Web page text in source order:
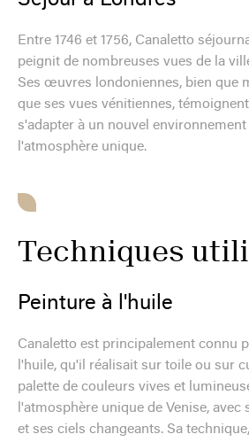
Entre 1746 et 1756, Canaletto
peignit de nombreuses vues de la
Ses œuvres londoniennes, bien que
que ses vues vénitiennes,
s'adapter à un nouvel
l'atmosphère unique.
Techniques
Peinture à l'huile
Canaletto est principalement connu
l'huile, qu'il réalisait sur toile ou sur
palette de couleurs vives et
l'atmosphère unique de Venise, avec
et ses ciels changeants. Sa